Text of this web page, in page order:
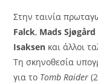
Στην ταινία
Falck, Mads
Isaksen και άλλοι
Τη σκηνοθεσία
για το Tomb Raider